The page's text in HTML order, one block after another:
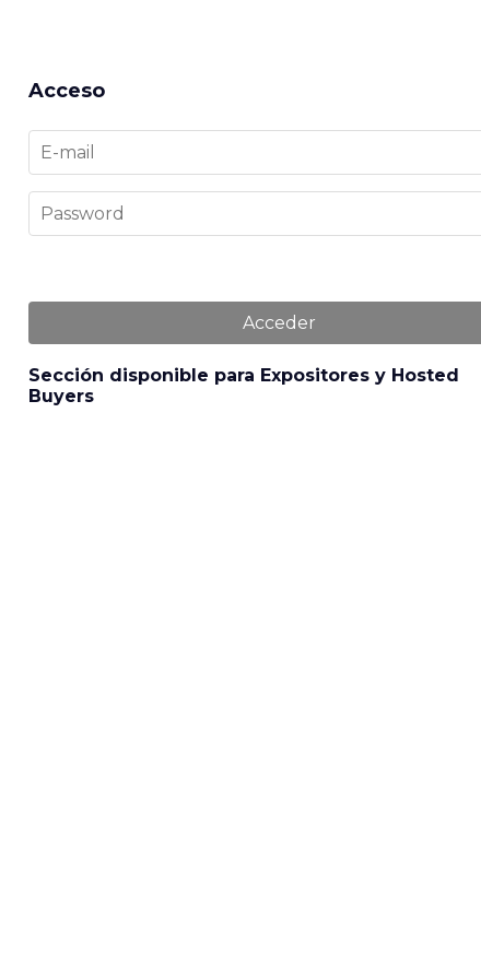
Acceso
Acceder
Sección disponible para Expositores y Hosted
Buyers